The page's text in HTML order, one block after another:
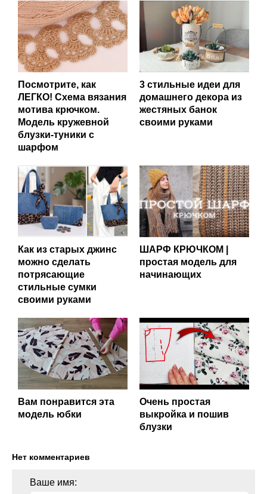
Посмотрите, как
ЛЕГКО! Схема вязания
мотива крючком.
Модель кружевной
блузки-туники с
шарфом
3 стильные идеи для
домашнего декора из
жестяных банок
своими руками
Как из старых джинс
можно сделать
потрясающие
стильные сумки
своими руками
ШАРФ КРЮЧКОМ |
простая модель для
начинающих
Вам понравится эта
модель юбки
Очень простая
выкройка и пошив
блузки
Нет комментариев
Ваше имя: